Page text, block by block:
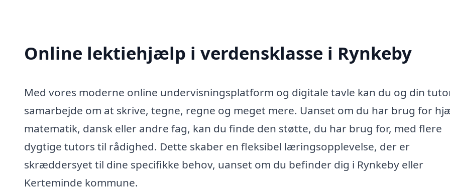
Online lektiehjælp i verdensklasse i Rynkeby
Med vores moderne online undervisningsplatform og digitale tavle kan du og din
samarbejde om at skrive, tegne, regne og meget mere. Uanset om du har brug for
matematik, dansk eller andre fag, kan du finde den støtte, du har brug for, med flere
dygtige tutors til rådighed. Dette skaber en fleksibel læringsopplevelse, der er
skræddersyet til dine specifikke behov, uanset om du befinder dig i Rynkeby eller
Kerteminde kommune.